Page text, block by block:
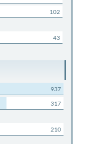
102
43
937
317
210